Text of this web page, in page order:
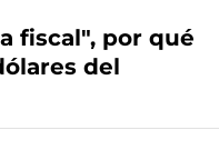
fiscal", por qué
del